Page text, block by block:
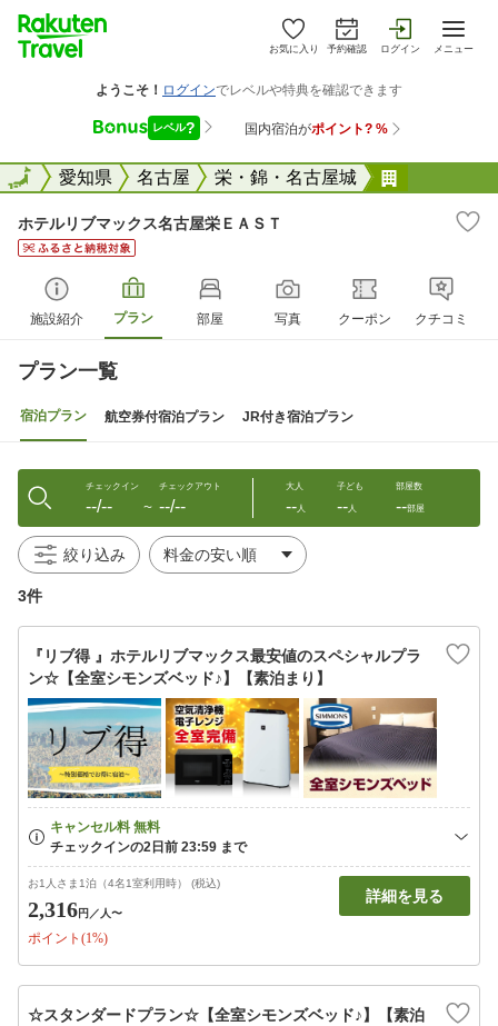
お気に入り 予約確認 ログイン メニュー
全国愛知県 名古屋 栄・錦・名古屋城
全国
ホテルリブマックス名古屋栄ＥＡＳＴ
施設紹介 プラン 部屋 写真 クーポン クチコミ
プラン一覧
宿泊プラン 航空券付宿泊プラン JR付き宿泊プラン
チェックイン
--/-- 〜
チェックアウト
--/--
大人
--人
子ども
--人
部屋数
--部屋
絞り込み
3件
『リブ得 』ホテルリブマックス最安値のスペシャルプラ
ン☆【全室シモンズベッド♪】【素泊まり】
お1人さま1泊（4名1室利用時） (税込)
2,316円 ／人〜
ポイント(1%)
詳細を見る
☆スタンダードプラン☆【全室シモンズベッド♪】【素泊